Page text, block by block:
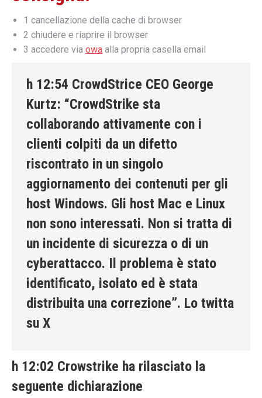
1 cancellazione della cache di browser
2 chiudere e riaprire il browser
3 accedere via owa alla propria casella email
h 12:54 CrowdStrice CEO George
Kurtz: “CrowdStrike sta
collaborando attivamente con i
clienti colpiti da un difetto
riscontrato in un singolo
aggiornamento dei contenuti per gli
host Windows. Gli host Mac e Linux
non sono interessati. Non si tratta di
un incidente di sicurezza o di un
cyberattacco. Il problema è stato
identificato, isolato ed è stata
distribuita una correzione”. Lo twitta
su X
h 12:02 Crowstrike ha rilasciato la
seguente dichiarazione